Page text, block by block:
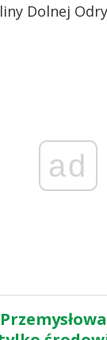
Dolnej
ad